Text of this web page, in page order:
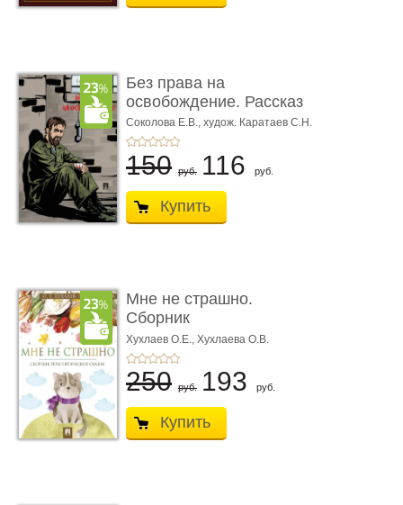
Без права на
освобождение. Рассказ
Соколова Е.В., худож. Каратаев С.Н.
150 руб. 116 руб.
Купить
Мне не страшно.
Сборник
терапевтических
сказо� ...
Хухлаев О.Е., Хухлаева О.В.
250 руб. 193 руб.
Купить